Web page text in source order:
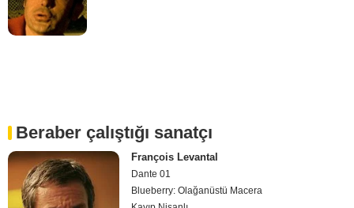
Beraber çalıştığı sanatçı
François Levantal
Dante 01
Blueberry: Olağanüstü Macera